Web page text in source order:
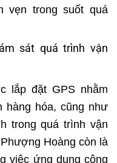
vẹn trong suốt quá
sát quá trình vận
lắp đặt GPS nhằm
hàng hóa, cũng như
trong quá trình vận
Hoàng còn là
việc ứng dụng công